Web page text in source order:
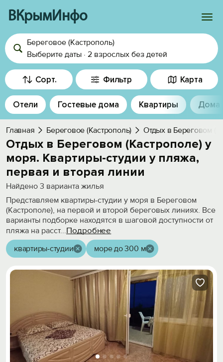
ВКрымИнфо
Войти
Избранное
История просмотра
Добавить свой объект
Береговое (Кастрополь)
Выберите даты · 2 взрослых без детей
Сорт. Фильтр Карта
Отели Гостевые дома Квартиры Дома
Главная Береговое (Кастрополь) Отдых в Береговом
Отдых в Береговом (Кастрополе) у
моря. Квартиры-студии у пляжа,
первая и вторая линии
Найдено 3 варианта жилья
Представляем квартиры-студии у моря в Береговом
(Кастрополе), на первой и второй береговых линиях. Все
варианты подборке находятся в шаговой доступности от
пляжа на расст...Подробнее
квартиры-студии море до 300 м